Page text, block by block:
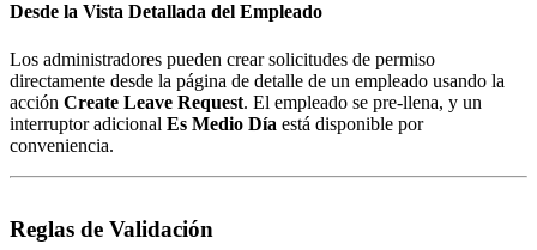
Desde la Vista Detallada del Empleado
Los administradores pueden crear solicitudes de permiso
directamente desde la página de detalle de un empleado usando la
acción Create Leave Request. El empleado se pre-llena, y un
interruptor adicional Es Medio Día está disponible por
conveniencia.
Reglas de Validación